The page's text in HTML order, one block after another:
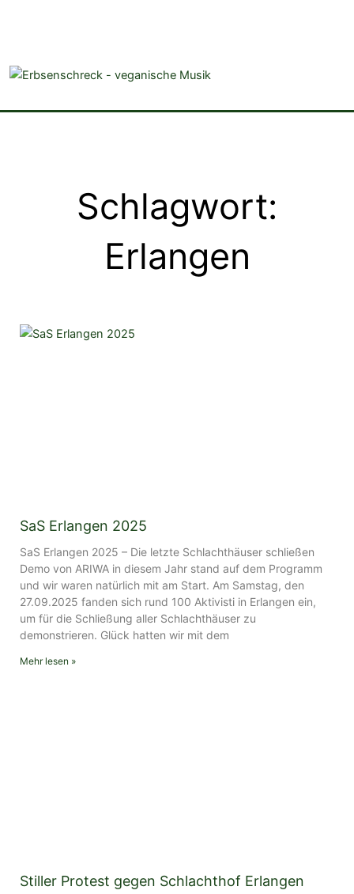
Schlagwort:
Erlangen
SaS Erlangen 2025
SaS Erlangen 2025 – Die letzte Schlachthäuser schließen
Demo von ARIWA in diesem Jahr stand auf dem Programm
und wir waren natürlich mit am Start. Am Samstag, den
27.09.2025 fanden sich rund 100 Aktivisti in Erlangen ein,
um für die Schließung aller Schlachthäuser zu
demonstrieren. Glück hatten wir mit dem
Mehr lesen »
Stiller Protest gegen Schlachthof Erlangen